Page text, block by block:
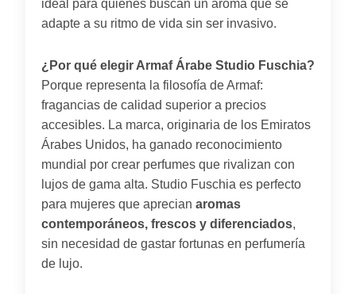
ideal para quienes buscan un aroma que se
adapte a su ritmo de vida sin ser invasivo.
¿Por qué elegir Armaf Árabe Studio Fuschia?
Porque representa la filosofía de Armaf:
fragancias de calidad superior a precios
accesibles. La marca, originaria de los Emiratos
Árabes Unidos, ha ganado reconocimiento
mundial por crear perfumes que rivalizan con
lujos de gama alta. Studio Fuschia es perfecto
para mujeres que aprecian aromas
contemporáneos, frescos y diferenciados,
sin necesidad de gastar fortunas en perfumería
de lujo.